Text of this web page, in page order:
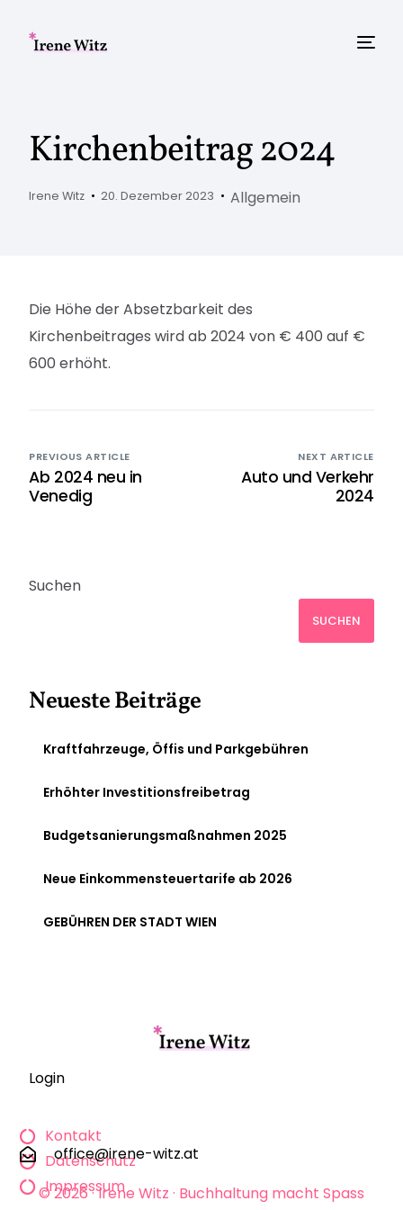
Kirchenbeitrag 2024
Irene Witz 20. Dezember 2023 Allgemein
Die Höhe der Absetzbarkeit des
Kirchenbeitrages wird ab 2024 von € 400 auf €
600 erhöht.
PREVIOUS ARTICLE
Ab 2024 neu in
Venedig
NEXT ARTICLE
Auto und Verkehr
2024
Suchen
SUCHEN
Neueste Beiträge
Kraftfahrzeuge, Öffis und Parkgebühren
Erhöhter Investitionsfreibetrag
Budgetsanierungsmaßnahmen 2025
Neue Einkommensteuertarife ab 2026
GEBÜHREN DER STADT WIEN
Login
Kontakt
Datenschutz
Impressum
office@irene-witz.at
© 2026 · Irene Witz · Buchhaltung macht Spass
KONTAKT